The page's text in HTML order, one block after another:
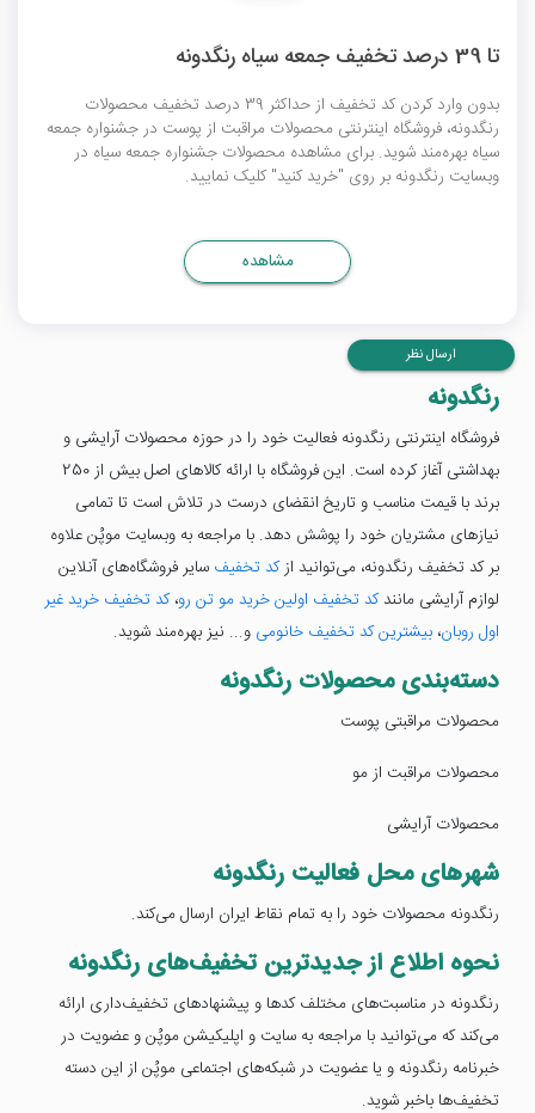
تا 39 درصد تخفیف جمعه سیاه رنگدونه
بدون وارد کردن کد تخفیف از حداکثر 39 درصد تخفیف محصولات
رنگدونه، فروشگاه اینترنتی محصولات مراقبت از پوست در جشنواره جمعه
سیاه بهره‌مند شوید. برای مشاهده محصولات جشنواره جمعه سیاه در
وبسایت رنگدونه بر روی "خرید کنید" کلیک نمایید.
مشاهده
ارسال نظر
رنگدونه
فروشگاه اینترنتی رنگدونه فعالیت خود را در حوزه محصولات آرایشی و
بهداشتی آغاز کرده است. این فروشگاه با ارائه کالاهای اصل بیش از 250
برند با قیمت مناسب و تاریخ انقضای درست در تلاش است تا تمامی
نیازهای مشتریان خود را پوشش دهد. با مراجعه به وبسایت موپُن علاوه
بر کد تخفیف رنگدونه، می‌توانید ازکد تخفیف سایر فروشگاه‌های آنلاین
لوازم آرایشی مانندکد تخفیف اولین خرید مو تن رو،کد تخفیف خرید غیر
اول روبان، بیشترین کد تخفیف خانومی و... نیز بهره‌مند شوید.
دسته‌بندی محصولات رنگدونه
محصولات مراقبتی پوست
محصولات مراقبت از مو
محصولات آرایشی
شهرهای محل فعالیت رنگدونه
رنگدونه محصولات خود را به تمام نقاط ایران ارسال می‌کند.
نحوه اطلاع از جدیدترین تخفیف‌های رنگدونه
رنگدونه در مناسبت‌های مختلف کدها و پیشنهادهای تخفیف‌داری ارائه
می‌کند که می‌توانید با مراجعه به سایت و اپلیکیشن موپُن و عضویت در
خبرنامه رنگدونه و یا عضویت در شبکه‌های اجتماعی موپُن از این دسته
تخفیف‌ها باخبر شوید.